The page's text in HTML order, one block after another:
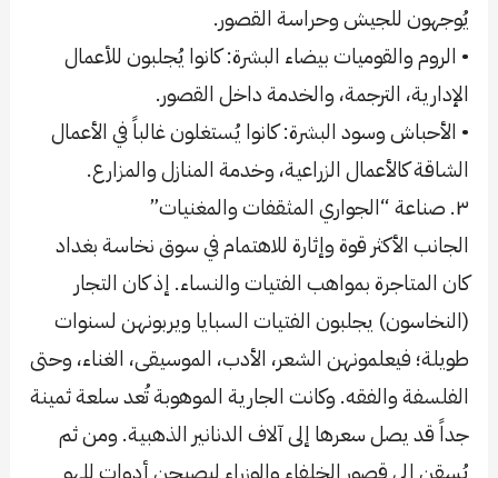
يُوجهون للجيش وحراسة القصور.
• الروم والقوميات بيضاء البشرة: كانوا يُجلبون للأعمال
الإدارية، الترجمة، والخدمة داخل القصور.
• الأحباش وسود البشرة: كانوا يُستغلون غالباً في الأعمال
الشاقة كالأعمال الزراعية، وخدمة المنازل والمزارع.
٣. صناعة “الجواري المثقفات والمغنيات”
الجانب الأكثر قوة وإثارة للاهتمام في سوق نخاسة بغداد
كان المتاجرة بمواهب الفتيات والنساء. إذ كان التجار
(النخاسون) يجلبون الفتيات السبايا ويربونهن لسنوات
طويلة؛ فيعلمونهن الشعر، الأدب، الموسيقى، الغناء، وحتى
الفلسفة والفقه. وكانت الجارية الموهوبة تُعد سلعة ثمينة
جداً قد يصل سعرها إلى آلاف الدنانير الذهبية. ومن ثم